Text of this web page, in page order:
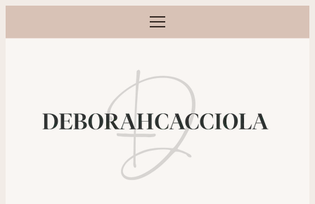
Ouvrir le menu
Photographe grossesse, naissance, bébé et famille à Orléans